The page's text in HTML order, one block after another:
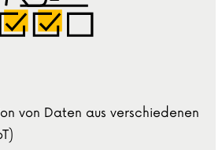
von Daten aus verschiedenen